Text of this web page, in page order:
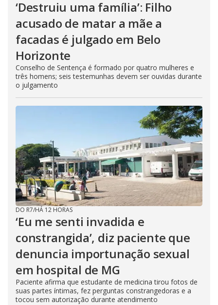
‘Destruiu uma família’: Filho
acusado de matar a mãe a
facadas é julgado em Belo
Horizonte
Conselho de Sentença é formado por quatro mulheres e
três homens; seis testemunhas devem ser ouvidas durante
o julgamento
DO R7/HÁ 12 HORAS
‘Eu me senti invadida e
constrangida’, diz paciente que
denuncia importunação sexual
em hospital de MG
Paciente afirma que estudante de medicina tirou fotos de
suas partes íntimas, fez perguntas constrangedoras e a
tocou sem autorização durante atendimento